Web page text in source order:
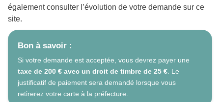
également consulter l’évolution de votre demande sur ce
site.
Bon à savoir :
Si votre demande est acceptée, vous devrez payer une
taxe de 200 € avec un droit de timbre de 25 €. Le
justificatif de paiement sera demandé lorsque vous
retirerez votre carte à la préfecture.